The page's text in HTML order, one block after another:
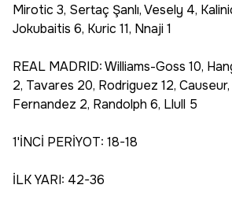
Mirotic 3, Sertaç Şanlı, Vesely 4,
Jokubaitis 6, Kuric 11, Nnaji 1
REAL MADRID: Williams-Goss 10,
2, Tavares 20, Rodriguez 12,
Fernandez 2, Randolph 6, Llull 5
1'İNCİ PERİYOT: 18-18
İLK YARI: 42-36